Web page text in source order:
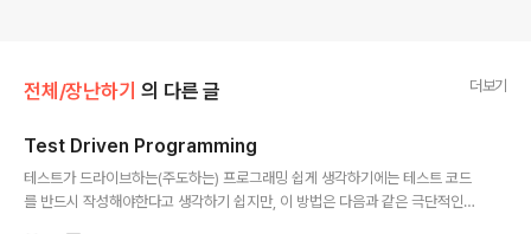
전체/장난하기 의 다른 글 더보기
Test Driven Programming
테스트가 드라이브하는(주도하는) 프로그래밍 쉽게 생각하기에는 테스트 코드
를 반드시 작성해야한다고 생각하기 쉽지만, 이 방법은 다음과 같은 극단적인